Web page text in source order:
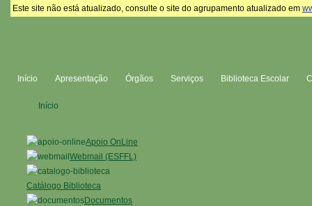
Este site não está atualizado, consulte o site do agrupamento atualizado em
Início Apresentação Órgãos Serviços Biblioteca Escolar
Apoio OnLine
Webmail (ESFFL)
Catálogo Biblioteca
Documentos
Início